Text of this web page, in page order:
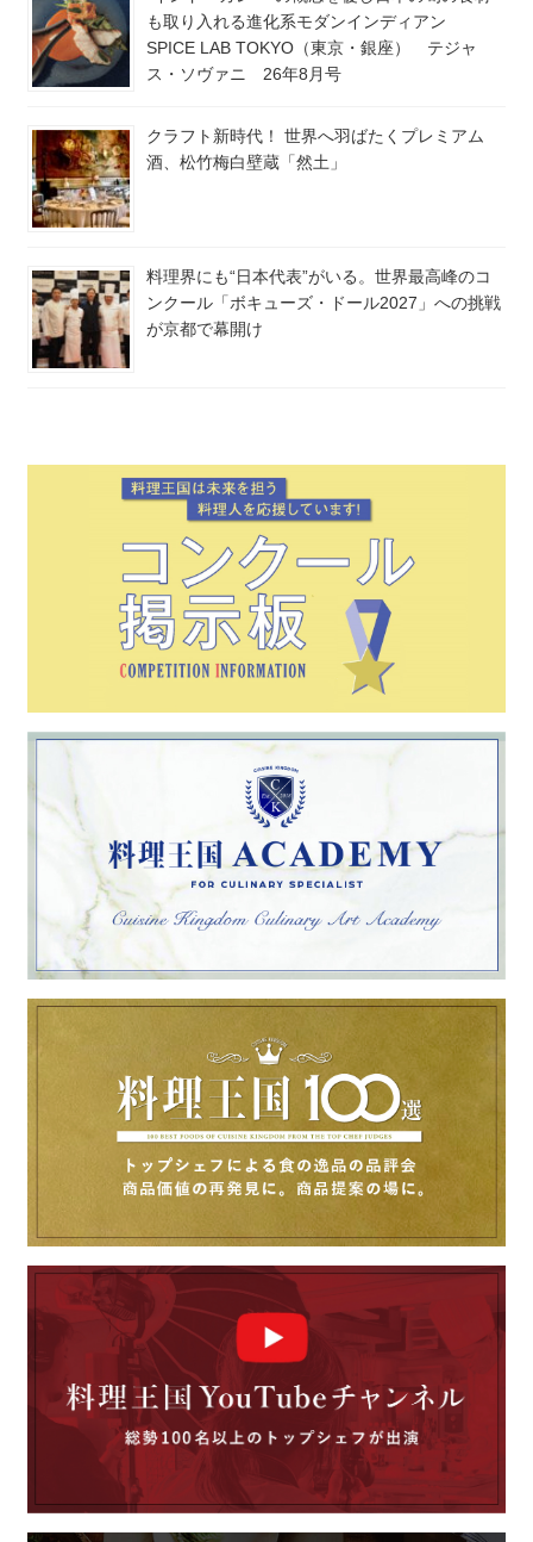
も取り入れる進化系モダンインディアン
SPICE LAB TOKYO（東京・銀座） テジャ
ス・ソヴァニ 26年8月号
クラフト新時代！ 世界へ羽ばたくプレミアム
酒、松竹梅白壁蔵「然土」
料理界にも“日本代表”がいる。世界最高峰のコ
ンクール「ボキューズ・ドール2027」への挑戦
が京都で幕開け